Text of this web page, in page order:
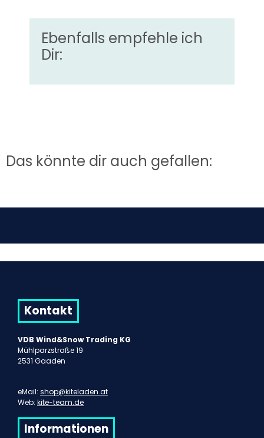
Ebenfalls empfehle ich
Dir:
Das könnte dir auch gefallen:
Kontakt
VDB Wind&Snow Trading KG
Mühlparzstraße 19
2531 Gaaden
eMail: shop@kiteladen.at
Web: kite-team.de
Informationen